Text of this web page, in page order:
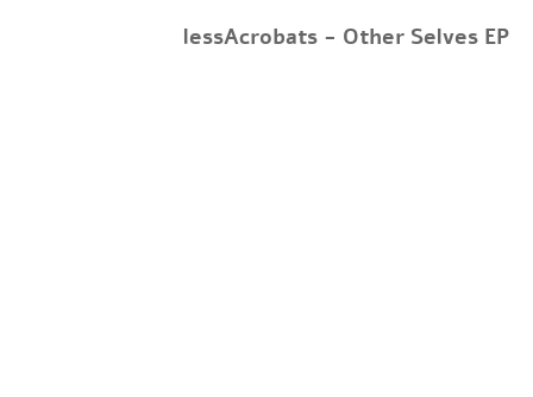
lessAcrobats - Other Selves EP